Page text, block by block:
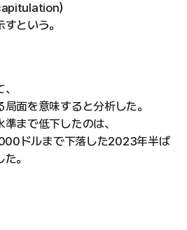
）
という。
面を意味すると分析した。
まで低下したのは、
ドルまで下落した2023年半ば
。